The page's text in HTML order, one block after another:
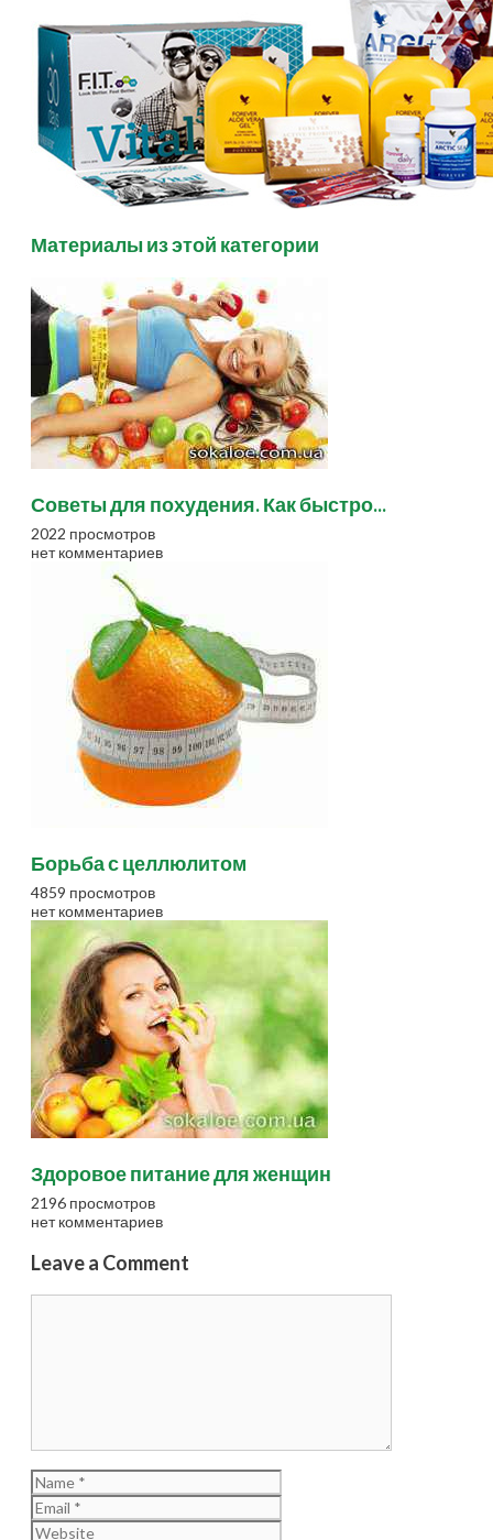
Материалы из этой категории
Советы для похудения. Как быстро...
2022 просмотров
нет комментариев
Борьба с целлюлитом
4859 просмотров
нет комментариев
Здоровое питание для женщин
2196 просмотров
нет комментариев
Leave a Comment